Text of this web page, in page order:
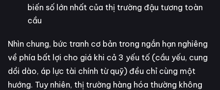
biến số lớn nhất của thị trường đậu tương toàn
cầu
Nhìn chung, bức tranh cơ bản trong ngắn hạn nghiêng
về phía bất lợi cho giá khi cả 3 yếu tố (cầu yếu, cung
dồi dào, áp lực tài chính từ quỹ) đều chỉ cùng một
hướng. Tuy nhiên, thị trường hàng hóa thường không